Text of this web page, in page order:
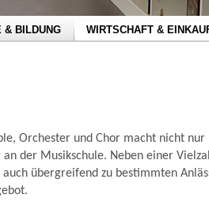
& BILDUNG WIRTSCHAFT &
Orchester und Chor macht nicht nur
der Musikschule. Neben einer
übergreifend zu bestimmten